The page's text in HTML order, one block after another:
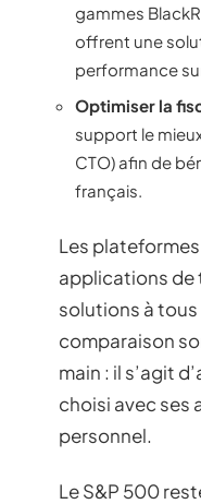
gammes
offrent une
performance
Optimiser la
support le
CTO) afin de
français.
Les
applications de
solutions à tous
comparaison
main : il s’agit
choisi avec ses
personnel.
Le S&P 500